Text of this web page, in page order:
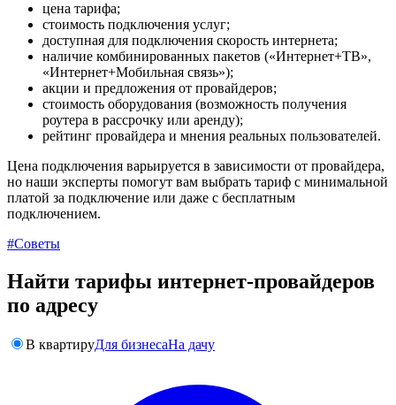
цена тарифа;
стоимость подключения услуг;
доступная для подключения скорость интернета;
наличие комбинированных пакетов («Интернет+ТВ»,
«Интернет+Мобильная связь»);
акции и предложения от провайдеров;
стоимость оборудования (возможность получения
роутера в рассрочку или аренду);
рейтинг провайдера и мнения реальных пользователей.
Цена подключения варьируется в зависимости от провайдера,
но наши эксперты помогут вам выбрать тариф с минимальной
платой за подключение или даже с бесплатным
подключением.
#Советы
Найти тарифы интернет-провайдеров
по адресу
В квартируДля бизнесаНа дачу